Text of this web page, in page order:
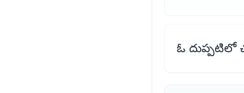
ఓ దుప్పటిలో